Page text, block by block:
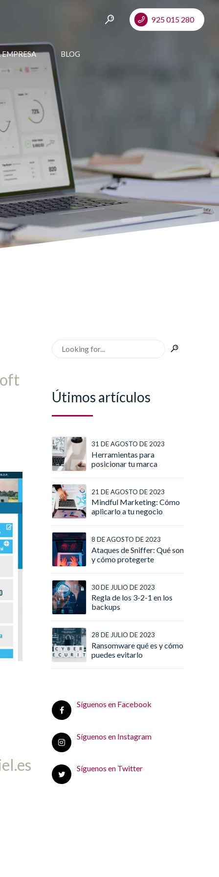
925 015 280
EMPRESA BLOG
Útimos artículos
31 DE AGOSTO DE 2023
Herramientas para
posicionar tu marca
21 DE AGOSTO DE 2023
Mindful Marketing: Cómo
aplicarlo a tu negocio
8 DE AGOSTO DE 2023
Ataques de Sniffer: Qué son
y cómo protegerte
30 DE JULIO DE 2023
Regla de los 3-2-1 en los
backups
28 DE JULIO DE 2023
Ransomware qué es y cómo
puedes evitarlo
Síguenos en Facebook
Síguenos en Instagram
Síguenos en Twitter